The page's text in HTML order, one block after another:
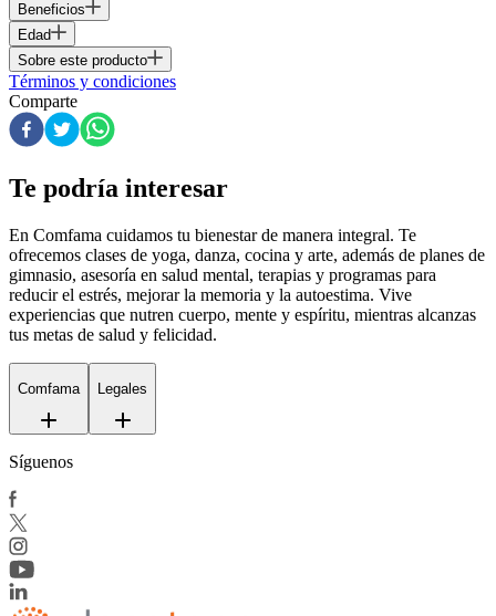
Beneficios
Edad
Sobre este producto
Términos y condiciones
Comparte
Te podría interesar
En Comfama cuidamos tu bienestar de manera integral. Te
ofrecemos clases de yoga, danza, cocina y arte, además de planes de
gimnasio, asesoría en salud mental, terapias y programas para
reducir el estrés, mejorar la memoria y la autoestima. Vive
experiencias que nutren cuerpo, mente y espíritu, mientras alcanzas
tus metas de salud y felicidad.
Comfama Legales
Síguenos